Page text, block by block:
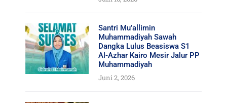
Santri Mu’allimin
Muhammadiyah Sawah
Dangka Lulus Beasiswa S1
Al-Azhar Kairo Mesir Jalur PP
Muhammadiyah
Juni 2, 2026